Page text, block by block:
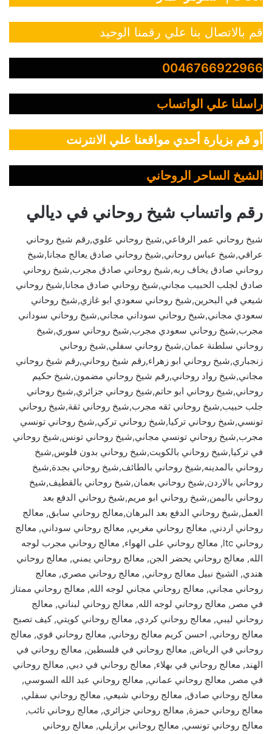
قم بالاتصال بنا علي رقمنا الوحيد
0046766922966
راسلنا علي الواتساب
أو قم بزيارة أحدي مواقعنا علي الانترنت
الشيخ الساحر الروحاني
رقم واتساب شيخ روحاني في ديالي
شيخ روحاني عمر الرفاعي,شيخ روحاني علوي,رقم شيخ روحاني
عراقي,شيخ عباس روحاني,شيخ روحاني صادق يعالج مجانا,شيخ
روحاني صادق يخاف ربه,شيخ روحاني صادق مجرب,شيخ روحاني
صادق لجلب الحبيب مجاني,شيخ روحاني صادق مجانا,شيخ روحاني
شيعي في البحرين,شيخ روحاني سعودي ابو غازي,شيخ روحاني
سعودي مجاني,شيخ روحاني سوداني مجاني,شيخ روحاني سوداني
مجرب,شيخ روحاني سعودي مجرب,شيخ روحاني سوري,شيخ
روحاني سلطنة عمان,شيخ روحاني سفلي,شيخ روحاني
زنجباري,شيخ روحاني ابو زهراء,رقم شيخ روحاني,رقم شيخ روحاني
مجاني,شيخ رواد روحاني,رقم شيخ روحاني مضمون,شيخ حكيم
روحاني,شيخ روحاني ابو حاتم,شيخ روحاني جزائري,شيخ روحاني
جلب حبيب,شيخ روحاني ثقه مجرب,شيخ روحاني ثقة,شيخ روحاني
تونسي,شيخ روحاني تركيا,شيخ روحاني تركي,شيخ روحاني تونسي
مجرب,شيخ روحاني تونسي مجاني,شيخ روحاني تونس,شيخ روحاني
في تركيا,شيخ روحاني بالكويت,شيخ روحاني بدون فلوس,شيخ
روحاني بالمدينه,شيخ روحاني بالطائف,شيخ روحاني بجدة,شيخ
روحاني بالاردن,شيخ روحاني بعمان,شيخ روحاني بالقطيف,شيخ
روحاني باليمن,شيخ روحاني ابو مريم,شيخ روحاني الدفع بعد
العمل,شيخ روحاني الدفع بعد البرهان,معالج روحاني سابق, معالج
روحاني اردني, معالج روحاني مغربي, معالج روحاني سوداني, معالج
روحاني ltc, معالج روحاني على الهواء, معالج روحاني مجرب لوجه
الله, معالج روحاني يحضر الجن, معالج روحاني يمني, معالج روحاني
هندي, الشيخ نبيل معالج روحاني, معالج روحاني مصري, معالج
روحاني مجاني, معالج روحاني مجاني لوجه الله, معالج روحاني ممتاز
في مصر, معالج روحاني لوجه الله, معالج روحاني لبناني, معالج
روحاني ليبي, معالج روحاني كردي, معالج روحاني كويتي, كيف تصبح
معالج روحاني, احسن كريم معالج روحاني, معالج روحاني قوي, معالج
روحاني في الرياض, معالج روحاني في فلسطين, معالج روحاني في
الهند, معالج روحاني في بهلاء, معالج روحاني في دبي, معالج روحاني
في مصر, معالج روحاني عماني, معالج روحاني عبد الله السوسي,
معالج روحاني صادق, معالج روحاني شيعي, معالج روحاني سفلي,
معالج روحاني حمزة, معالج روحاني جزائري, معالج روحاني تائب,
معالج روحاني تونسي, معالج روحاني برازيلي, معالج روحاني